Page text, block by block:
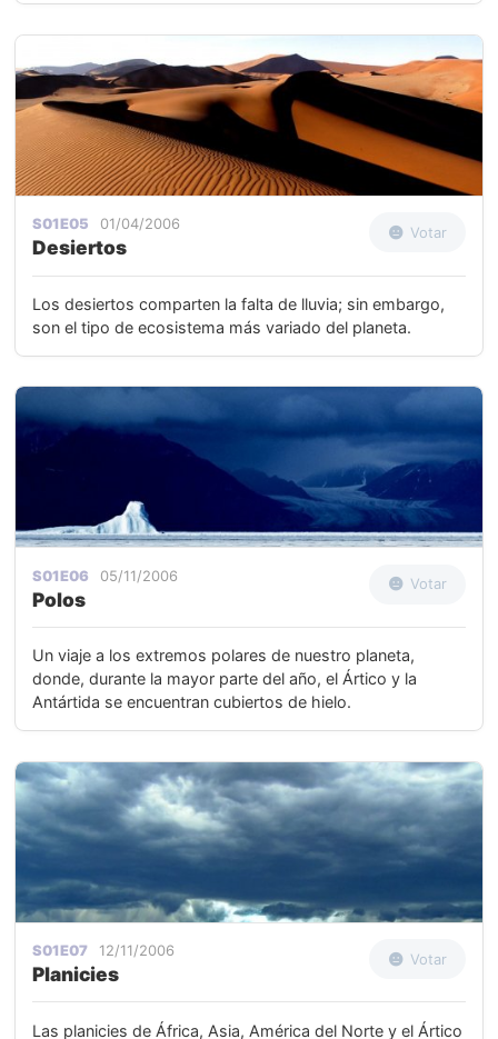
S01E05 01/04/2006
Desiertos
Votar
Los desiertos comparten la falta de lluvia; sin embargo,
son el tipo de ecosistema más variado del planeta.
S01E06 05/11/2006
Polos
Votar
Un viaje a los extremos polares de nuestro planeta,
donde, durante la mayor parte del año, el Ártico y la
Antártida se encuentran cubiertos de hielo.
S01E07 12/11/2006
Planicies
Votar
Las planicies de África, Asia, América del Norte y el Ártico